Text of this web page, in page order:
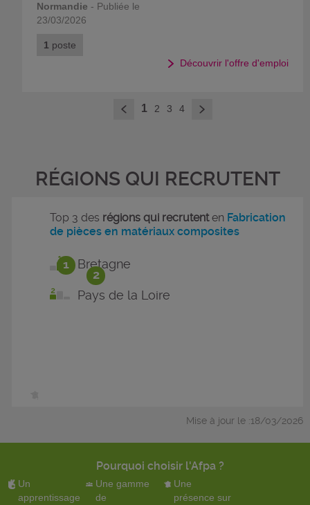
Normandie - Publiée le
23/03/2026
1 poste
Découvrir l'offre d'emploi
< 1 2 3 4 >
RÉGIONS QUI RECRUTENT
1
2
Top 3 des régions qui recrutenten Fabrication
de pièces en matériaux composites
Bretagne
Pays de la Loire
Mise à jour le :18/03/2026
Pourquoi choisir l'Afpa ?
Un
apprentissage
Une gamme
de
Une
présence sur